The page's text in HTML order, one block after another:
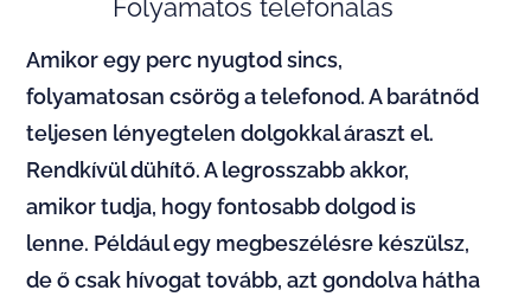
Folyamatos telefonálás
Amikor egy perc nyugtod sincs,
folyamatosan csörög a telefonod. A barátnőd
teljesen lényegtelen dolgokkal áraszt el.
Rendkívül dühítő. A legrosszabb akkor,
amikor tudja, hogy fontosabb dolgod is
lenne. Például egy megbeszélésre készülsz,
de ő csak hívogat tovább, azt gondolva hátha